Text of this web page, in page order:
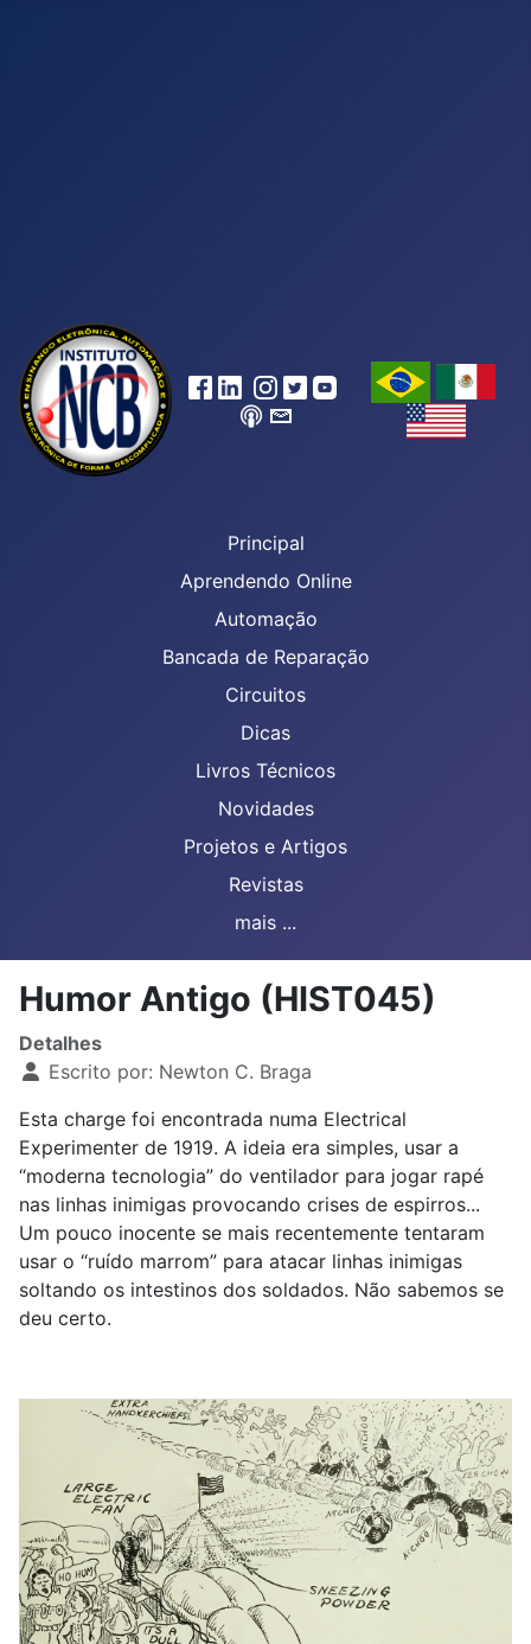
Principal
Aprendendo Online
Automação
Bancada de Reparação
Circuitos
Dicas
Livros Técnicos
Novidades
Projetos e Artigos
Revistas
mais ...
Humor Antigo (HIST045)
Detalhes
Escrito por: Newton C. Braga
Esta charge foi encontrada numa Electrical
Experimenter de 1919. A ideia era simples, usar a
“moderna tecnologia” do ventilador para jogar rapé
nas linhas inimigas provocando crises de espirros...
Um pouco inocente se mais recentemente tentaram
usar o “ruído marrom” para atacar linhas inimigas
soltando os intestinos dos soldados. Não sabemos se
deu certo.